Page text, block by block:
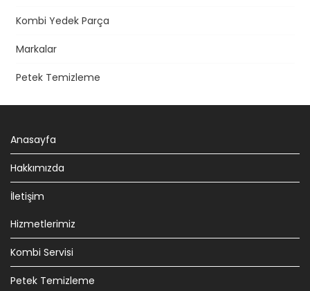
Kombi Yedek Parça
Markalar
Petek Temizleme
Anasayfa
Hakkımızda
İletişim
Hizmetlerimiz
Kombi Servisi
Petek Temizleme